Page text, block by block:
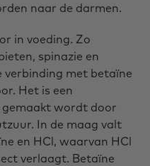
naar de darmen.
in voeding. Zo
spinazie en
verbinding met betaïne
Het is een
gemaakt wordt door
In de maag valt
en HCl, waarvan HCl
verlaagt. Betaïne